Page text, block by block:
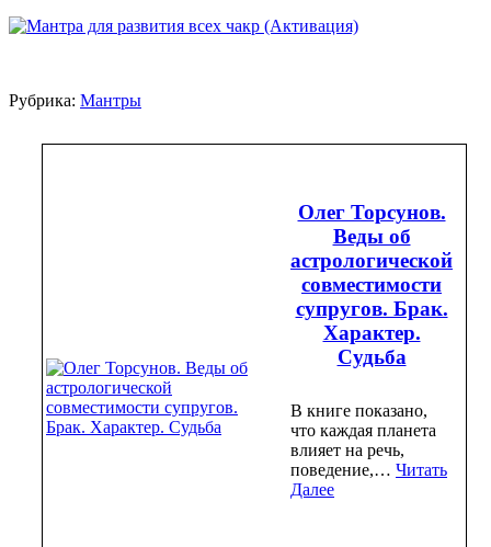
Рубрика: Мантры
Олег Торсунов.
Веды об
астрологической
совместимости
супругов. Брак.
Характер.
Судьба
В книге показано,
что каждая планета
влияет на речь,
поведение,… Читать
Далее